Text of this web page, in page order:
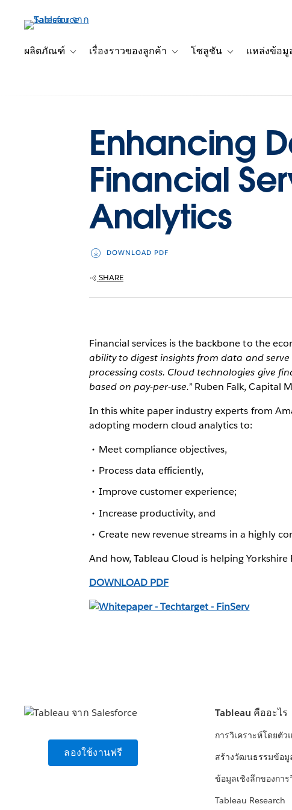
เนื้อหาผลิตภัณฑ์
Toggle sub-navigation for ผลิตภัณฑ์
เรื่องราวของลูกค้า
Toggle sub-navigation for เรื่องรา
โซลูชัน
Toggle sub-
แหล่งข้อมู
Enhancing
Financial
Analytics
DOWNLOAD PDF
SHARE
Financial services is the backbone to the
ability to digest insights from data and
processing costs. Cloud technologies give
based on pay-per-use.”Ruben Falk, Capital
In this white paper industry experts from
adopting modern cloud analytics to:
Meet compliance objectives,
Process data efficiently,
Improve customer experience;
Increase productivity, and
Create new revenue streams in a highly
And how, Tableau Cloud is helping
DOWNLOAD PDF
ลองใช้งานฟรี
Tableau คืออะไร
การวิเคราะห์โดยตัว
สร้างวัฒนธรรมข้อมู
ข้อมูลเชิงลึกของกา
Tableau Research